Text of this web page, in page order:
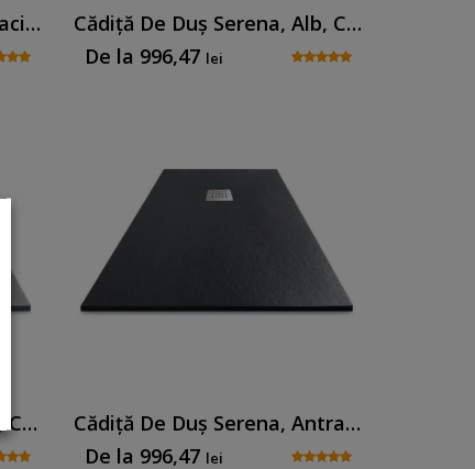
Cădiță De Duș Senia, Antracit, Cu Sifon Inclus
Cădiță De Duș Serena, Alb, Cu Sifon Inclus
De la 996,47 lei
Cădiță De Duș Serena, Gri, Cu Sifon Inclus
Cădiță De Duș Serena, Antracit, Cu Sifon Inclus
De la 996,47 lei